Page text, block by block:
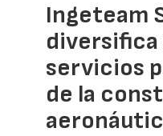
Ingeteam
servicios
de la